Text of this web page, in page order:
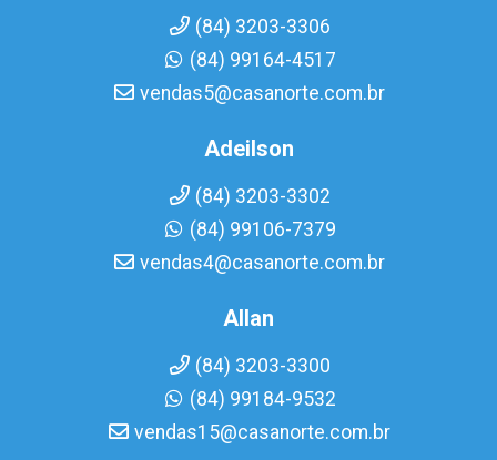
(84) 3203-3306
(84) 99164-4517
vendas5@casanorte.com.br
Adeilson
(84) 3203-3302
(84) 99106-7379
vendas4@casanorte.com.br
Allan
(84) 3203-3300
(84) 99184-9532
vendas15@casanorte.com.br